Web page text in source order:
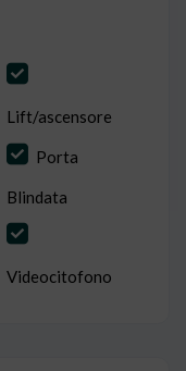
Lift/ascensore
Porta
Blindata
Videocitofono